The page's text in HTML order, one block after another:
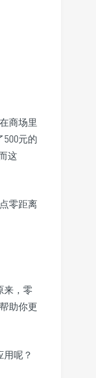
商场里
500元的
这
零距离
来，零
助你更
呢？